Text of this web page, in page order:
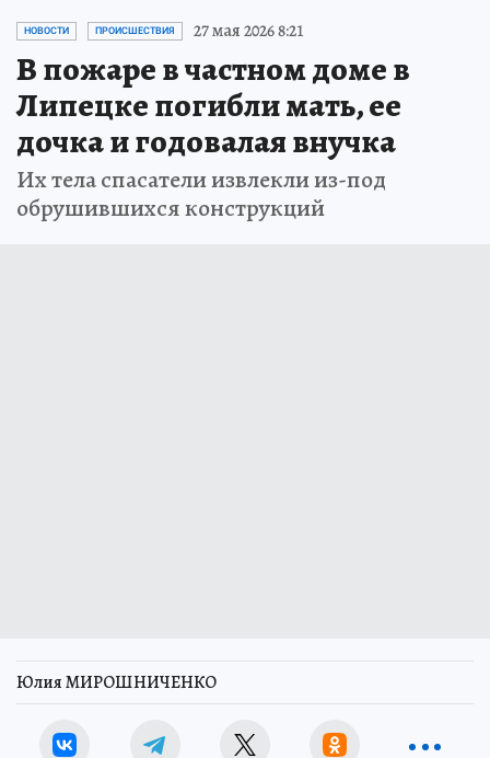
НОВОСТИ ПРОИСШЕСТВИЯ 27 мая 2026 8:21
В пожаре в частном доме в
Липецке погибли мать, ее
дочка и годовалая внучка
Их тела спасатели извлекли из-под
обрушившихся конструкций
Юлия МИРОШНИЧЕНКО